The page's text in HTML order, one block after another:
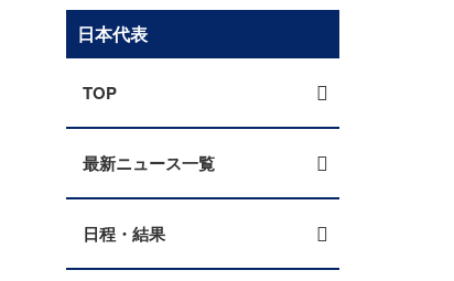
日本代表
TOP
最新ニュース一覧
日程・結果